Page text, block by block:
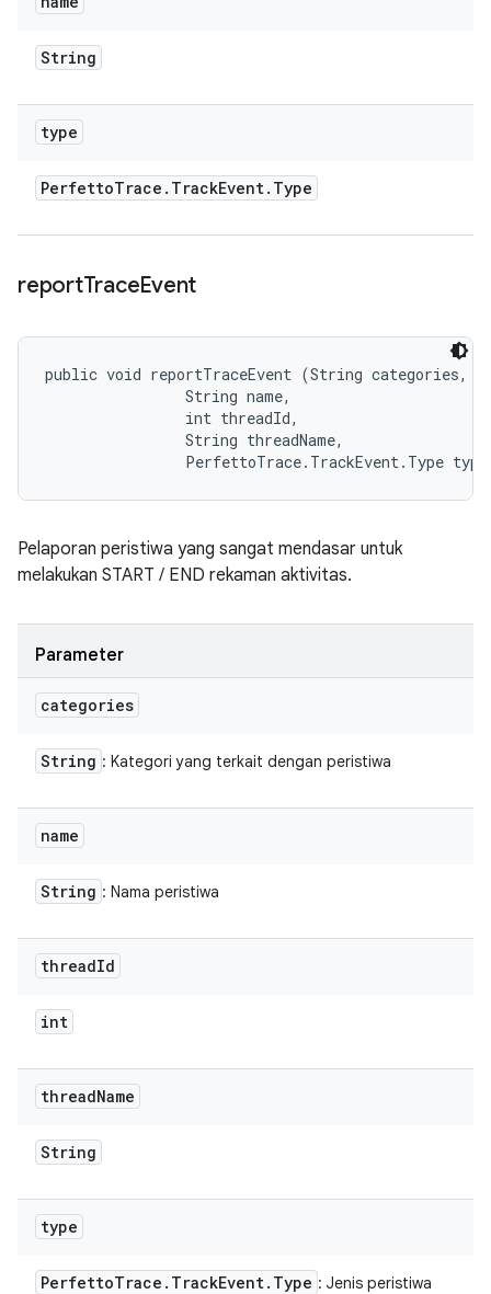
String
type
PerfettoTrace . TrackEvent. Type
reportTraceEvent
public void reportTraceEvent (String categories,
                String name,
                int threadId,
                String threadName,
PerfettoTrace.TrackEvent.Type
Pelaporan peristiwa yang sangat mendasar untuk
melakukan START / END rekaman aktivitas.
Parameter
categories
String : Kategori yang terkait dengan peristiwa
name
String : Nama peristiwa
threadId
int
threadName
String
type
PerfettoTrace . TrackEvent. Type : Jenis peristiwa